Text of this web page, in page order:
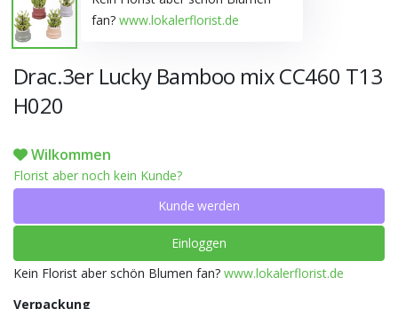
fan? www.lokalerflorist.de
Drac.3er Lucky Bamboo mix CC460 T13
H020
Wilkommen
Florist aber noch kein Kunde?
Kunde werden
Einloggen
Kein Florist aber schön Blumen fan? www.lokalerflorist.de
Verpackung